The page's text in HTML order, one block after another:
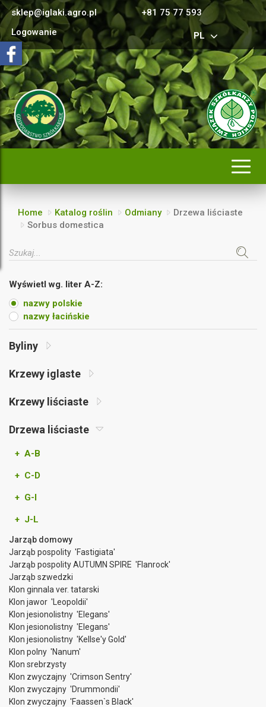
sklep@iglaki.agro.pl
+81 75 77 593
Logowanie
PL
Home Katalog roślin Odmiany
Drzewa liściaste
Sorbus domestica
Wyświetl wg. liter A-Z:
nazwy polskie
nazwy łacińskie
Byliny
Krzewy iglaste
Krzewy liściaste
Drzewa liściaste
+ A-B
+ C-D
+ G-I
+ J-L
Jarząb domowy
Jarząb pospolity 'Fastigiata'
Jarząb pospolity AUTUMN SPIRE 'Flanrock'
Jarząb szwedzki
Klon ginnala ver. tatarski
Klon jawor 'Leopoldii'
Klon jesionolistny 'Elegans'
Klon jesionolistny 'Elegans'
Klon jesionolistny 'Kellse'y Gold'
Klon polny 'Nanum'
Klon srebrzysty
Klon zwyczajny 'Crimson Sentry'
Klon zwyczajny 'Drummondii'
Klon zwyczajny 'Faassen`s Black'